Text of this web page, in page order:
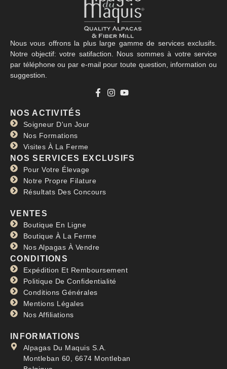
Nous vous offrons la plus large gamme de services exclusifs.
Notre objectif: votre satifaction. Nous sommes à votre service
par téléphone ou par e-mail pour toute question, information ou
suggestion.
NOS ACTIVITÉS
Soigneur D'un Jour
Nos Formations
Visites À La Ferme
NOS SERVICES EXCLUSIFS
Pour Votre Élevage
Notre Propre Filature
Résultats Des Concours
VENTES
Boutique En Ligne
Boutique À La Ferme
Nos Alpagas À Vendre
CONDITIONS
Expédition Et Remboursement
Politique De Confidentialité
Conditions Générales
Mentions Légales
Nos Affiliations
INFORMATIONS
Alpagas Du Maquis S.A.
Montleban 60, 6674 Montleban